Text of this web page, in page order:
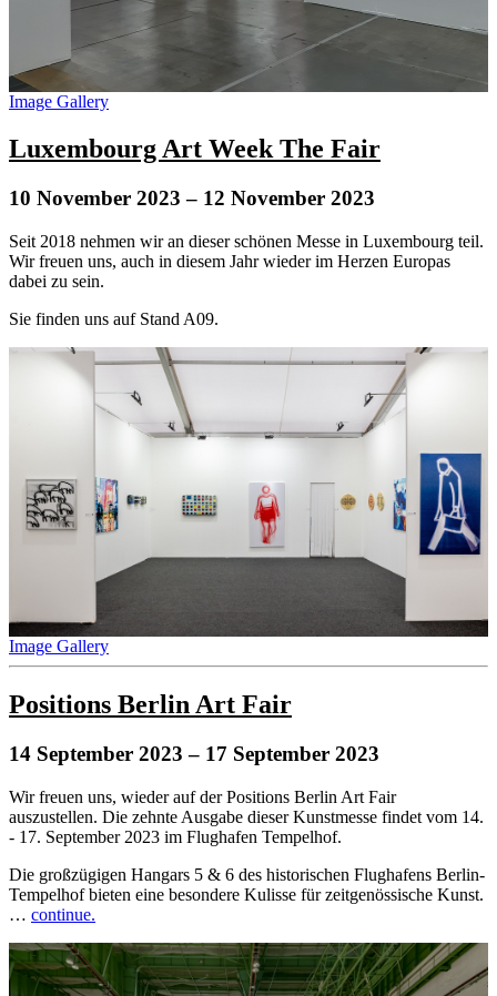
Image Gallery
Luxembourg Art Week The Fair
10 November 2023 – 12 November 2023
Seit 2018 nehmen wir an dieser schönen Messe in Luxembourg teil.
Wir freuen uns, auch in diesem Jahr wieder im Herzen Europas
dabei zu sein.
Sie finden uns auf Stand A09.
Image Gallery
Positions Berlin Art Fair
14 September 2023 – 17 September 2023
Wir freuen uns, wieder auf der Positions Berlin Art Fair
auszustellen. Die zehnte Ausgabe dieser Kunstmesse findet vom 14.
- 17. September 2023 im Flughafen Tempelhof.
Die großzügigen Hangars 5 & 6 des historischen Flughafens Berlin-
Tempelhof bieten eine besondere Kulisse für zeitgenössische Kunst.
… continue.